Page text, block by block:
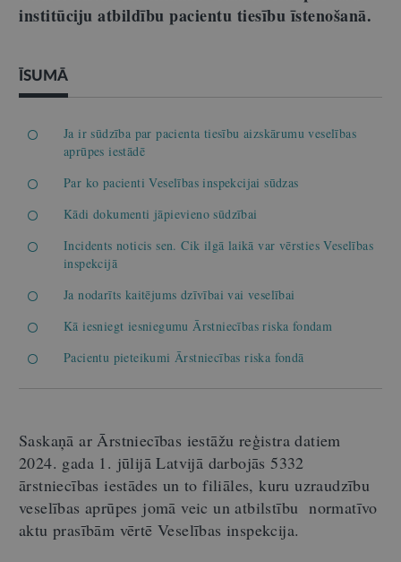
institūciju atbildību pacientu tiesību īstenošanā.
ĪSUMĀ
Ja ir sūdzība par pacienta tiesību aizskārumu veselības
aprūpes iestādē
Par ko pacienti Veselības inspekcijai sūdzas
Kādi dokumenti jāpievieno sūdzībai
Incidents noticis sen. Cik ilgā laikā var vērsties Veselības
inspekcijā
Ja nodarīts kaitējums dzīvībai vai veselībai
Kā iesniegt iesniegumu Ārstniecības riska fondam
Pacientu pieteikumi Ārstniecības riska fondā
Saskaņā ar Ārstniecības iestāžu reģistra datiem
2024. gada 1. jūlijā Latvijā darbojās 5332
ārstniecības iestādes un to filiāles, kuru uzraudzību
veselības aprūpes jomā veic un atbilstību normatīvo
aktu prasībām vērtē Veselības inspekcija.